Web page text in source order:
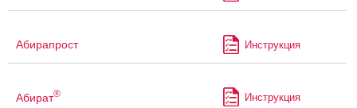
Абирапрост Инструкция
Абират® Инструкция